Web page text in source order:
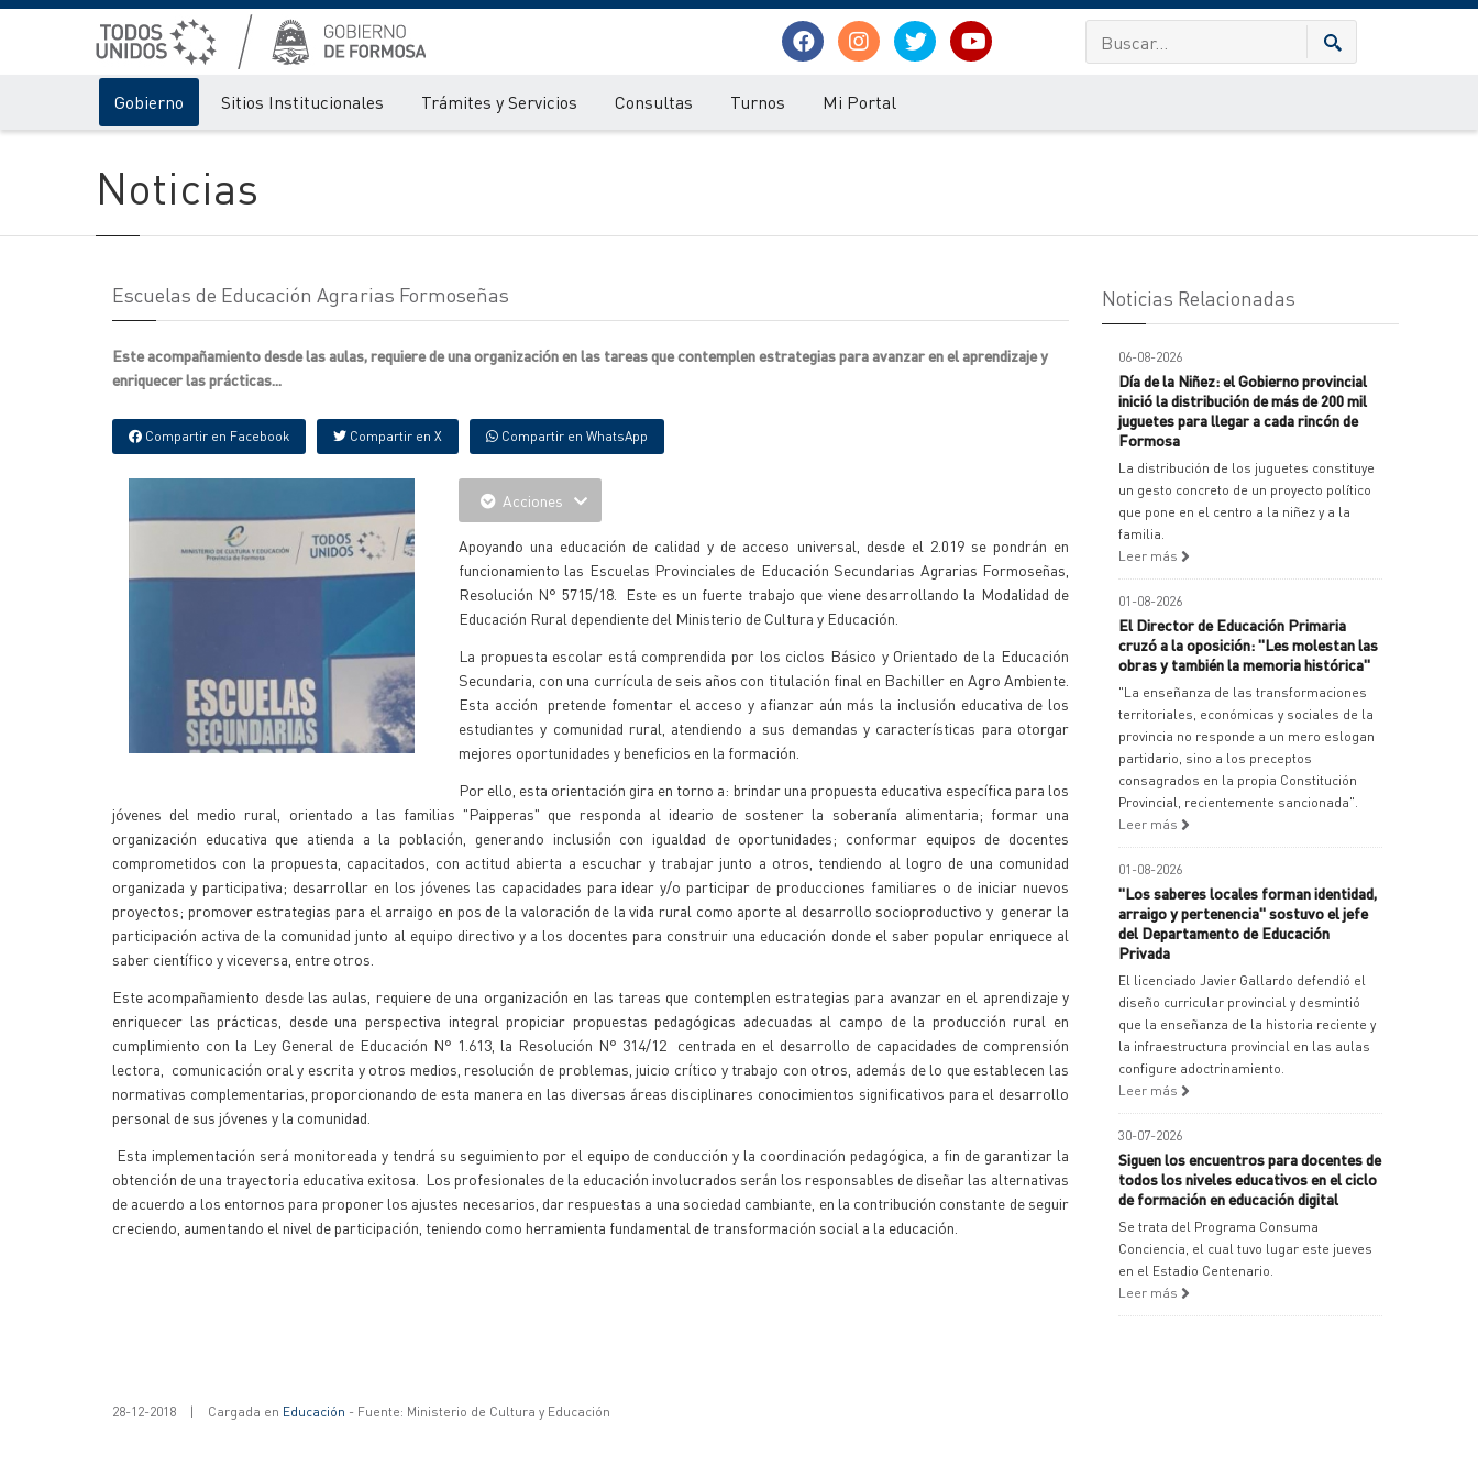
Gobierno Sitios Institucionales Trámites y Servicios Consultas Turnos Mi Portal
Noticias
Escuelas de Educación Agrarias Formoseñas
Este acompañamiento desde las aulas, requiere de una organización en las tareas que contemplen estrategias para avanzar en el aprendizaje y
enriquecer las prácticas...
Compartir en Facebook Compartir en X Compartir en WhatsApp
Acciones
Apoyando una educación de calidad y de acceso universal, desde el 2.019 se pondrán en
funcionamiento las Escuelas Provinciales de Educación Secundarias Agrarias Formoseñas,
Resolución N° 5715/18. Este es un fuerte trabajo que viene desarrollando la Modalidad de
Educación Rural dependiente del Ministerio de Cultura y Educación.
La propuesta escolar está comprendida por los ciclos Básico y Orientado de la Educación
Secundaria, con una currícula de seis años con titulación final en Bachiller en Agro Ambiente.
Esta acción pretende fomentar el acceso y afianzar aún más la inclusión educativa de los
estudiantes y comunidad rural, atendiendo a sus demandas y características para otorgar
mejores oportunidades y beneficios en la formación.
Por ello, esta orientación gira en torno a: brindar una propuesta educativa específica para los
jóvenes del medio rural, orientado a las familias "Paipperas" que responda al ideario de sostener la soberanía alimentaria; formar una
organización educativa que atienda a la población, generando inclusión con igualdad de oportunidades; conformar equipos de docentes
comprometidos con la propuesta, capacitados, con actitud abierta a escuchar y trabajar junto a otros, tendiendo al logro de una comunidad
organizada y participativa; desarrollar en los jóvenes las capacidades para idear y/o participar de producciones familiares o de iniciar nuevos
proyectos; promover estrategias para el arraigo en pos de la valoración de la vida rural como aporte al desarrollo socioproductivo y generar la
participación activa de la comunidad junto al equipo directivo y a los docentes para construir una educación donde el saber popular enriquece al
saber científico y viceversa, entre otros.
Este acompañamiento desde las aulas, requiere de una organización en las tareas que contemplen estrategias para avanzar en el aprendizaje y
enriquecer las prácticas, desde una perspectiva integral propiciar propuestas pedagógicas adecuadas al campo de la producción rural en
cumplimiento con la Ley General de Educación N° 1.613, la Resolución N° 314/12 centrada en el desarrollo de capacidades de comprensión
lectora, comunicación oral y escrita y otros medios, resolución de problemas, juicio crítico y trabajo con otros, además de lo que establecen las
normativas complementarias, proporcionando de esta manera en las diversas áreas disciplinares conocimientos significativos para el desarrollo
personal de sus jóvenes y la comunidad.
Esta implementación será monitoreada y tendrá su seguimiento por el equipo de conducción y la coordinación pedagógica, a fin de garantizar la
obtención de una trayectoria educativa exitosa. Los profesionales de la educación involucrados serán los responsables de diseñar las alternativas
de acuerdo a los entornos para proponer los ajustes necesarios, dar respuestas a una sociedad cambiante, en la contribución constante de seguir
creciendo, aumentando el nivel de participación, teniendo como herramienta fundamental de transformación social a la educación.
28-12-2018 | Cargada en Educación - Fuente: Ministerio de Cultura y Educación
Noticias Relacionadas
06-08-2026
Día de la Niñez: el Gobierno provincial
inició la distribución de más de 200 mil
juguetes para llegar a cada rincón de
Formosa
La distribución de los juguetes constituye
un gesto concreto de un proyecto político
que pone en el centro a la niñez y a la
familia.
Leer más
01-08-2026
El Director de Educación Primaria
cruzó a la oposición: "Les molestan las
obras y también la memoria histórica"
"La enseñanza de las transformaciones
territoriales, económicas y sociales de la
provincia no responde a un mero eslogan
partidario, sino a los preceptos
consagrados en la propia Constitución
Provincial, recientemente sancionada".
Leer más
01-08-2026
"Los saberes locales forman identidad,
arraigo y pertenencia" sostuvo el jefe
del Departamento de Educación
Privada
El licenciado Javier Gallardo defendió el
diseño curricular provincial y desmintió
que la enseñanza de la historia reciente y
la infraestructura provincial en las aulas
configure adoctrinamiento.
Leer más
30-07-2026
Siguen los encuentros para docentes de
todos los niveles educativos en el ciclo
de formación en educación digital
Se trata del Programa Consuma
Conciencia, el cual tuvo lugar este jueves
en el Estadio Centenario.
Leer más